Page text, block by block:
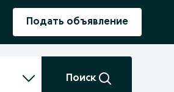
Подать объявление
Поиск